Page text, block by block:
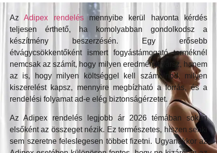
AzAdipex rendelésmennyibe kerül havonta kérdés
teljesen érthető, ha komolyabban gondolkodsz a
készítmény beszerzésén. Egy erősebb
étvágycsökkentőként ismert fogyástámogató terméknél
nemcsak az számít, hogy milyen eredményt vársz, hanem
az is, hogy milyen költséggel kell számolnod, milyen
kiszerelést kapsz, mennyire megbízható a forrás, és a
rendelési folyamat ad-e elég biztonságérzetet.
Az Adipex rendelés legjobb ár 2026 témában sokan
elsőként az összeget nézik. Ez természetes, hiszen senki
sem szeretne feleslegesen többet fizetni. Ugyanakkor az